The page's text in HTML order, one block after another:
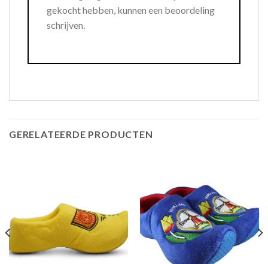
gekocht hebben, kunnen een beoordeling
schrijven.
GERELATEERDE PRODUCTEN